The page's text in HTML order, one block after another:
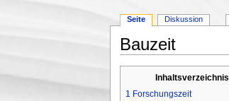
Bauzeit
Inhaltsverzeichnis
1 Forschungszeit
Seite Diskussion